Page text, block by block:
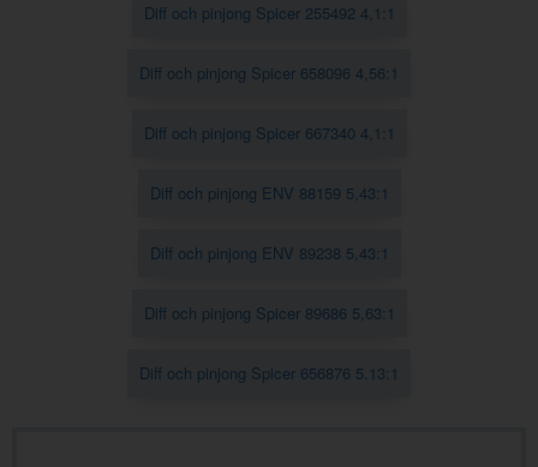
Diff och pinjong Spicer 255492 4,1:1
Diff och pinjong Spicer 658096 4,56:1
Diff och pinjong Spicer 667340 4,1:1
Diff och pinjong ENV 88159 5,43:1
Diff och pinjong ENV 89238 5,43:1
Diff och pinjong Spicer 89686 5,63:1
Diff och pinjong Spicer 656876 5.13:1